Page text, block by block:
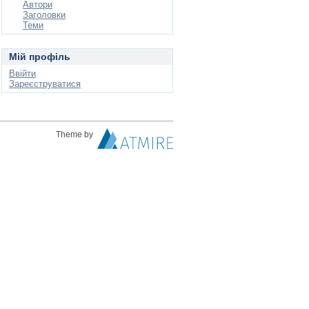
Автори
Заголовки
Теми
Мій профіль
Ввійти
Зареєструватися
Theme by